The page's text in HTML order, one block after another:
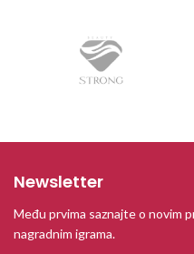
Newsletter
Među prvima saznajte o novim
nagradnim igrama.